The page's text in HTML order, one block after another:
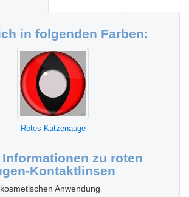
in folgenden Farben:
Rotes Katzenauge
zu roten
Kontaktlinsen
Anwendung